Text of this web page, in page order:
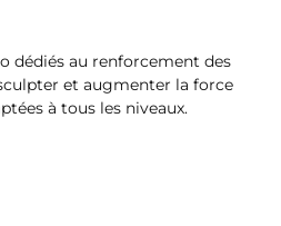
dédiés au renforcement des
et augmenter la force
à tous les niveaux.